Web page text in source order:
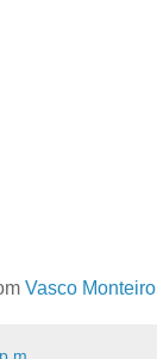
Vasco Monteiro